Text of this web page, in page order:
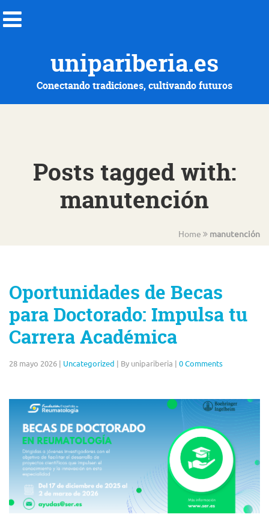
unipariberia.es
Conectando tradiciones, cultivando futuros
Posts tagged with:
manutención
Home manutención
Oportunidades de Becas
para Doctorado: Impulsa tu
Carrera Académica
28 mayo 2026 | Uncategorized | By unipariberia | 0 Comments